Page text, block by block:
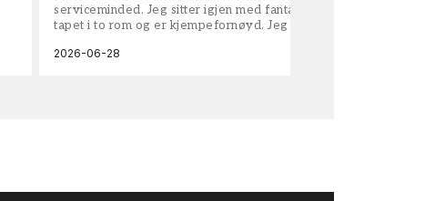
serviceminded. Jeg sitter igjen med fantastisk fin
tapet i to rom og er kjempefornøyd. Jeg anbefaler
2026-06-28